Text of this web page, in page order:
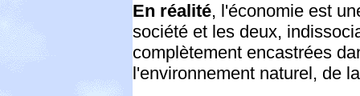
En réalité, l'économie est
société et les deux,
complètement encastrées
l'environnement naturel, de